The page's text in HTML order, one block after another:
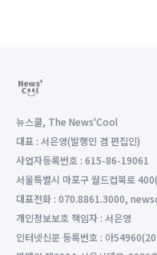
뉴스쿨, The News'Cool
대표 : 서은영(발행인 겸 편집인)
사업자등록번호 : 615-86-19061
서울특별시 마포구 월드컵북로
대표전화 : 070.8861.3000,
개인정보보호 책임자 : 서은영
인터넷신문 등록번호 : 아